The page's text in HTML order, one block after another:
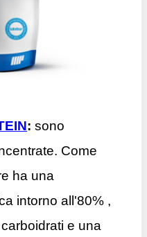
: sono
Come
ha una
intorno all'80% ,
e una